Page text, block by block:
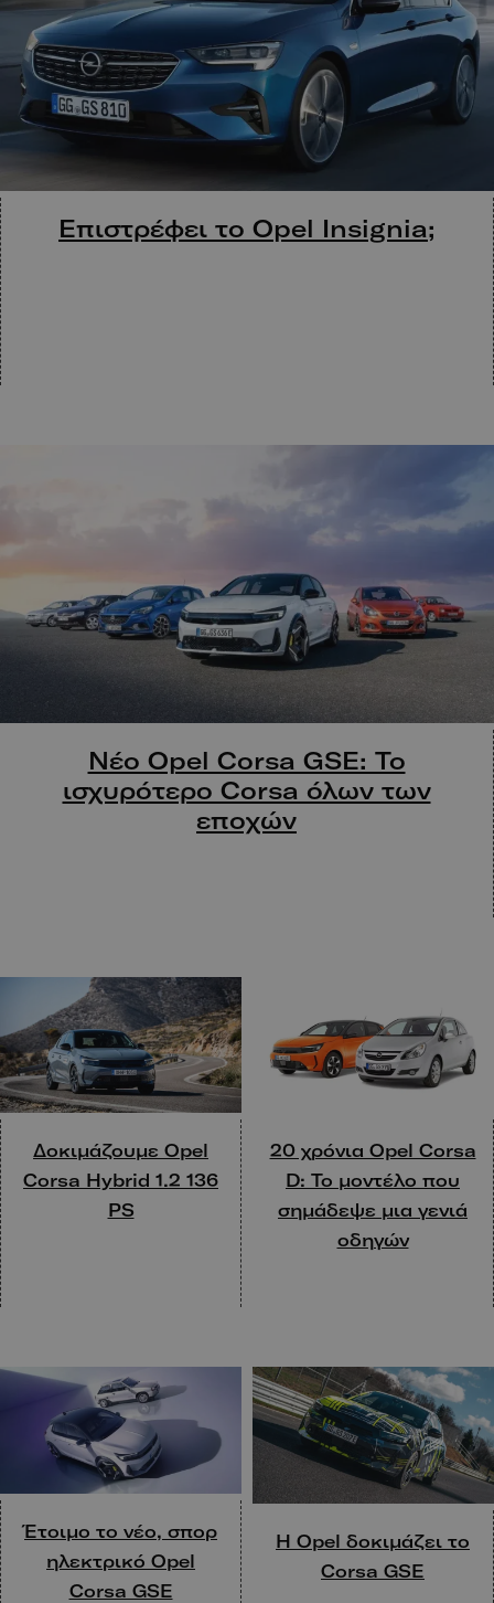
Επιστρέφει το Opel Insignia;
Νέο Opel Corsa GSE: Το
ισχυρότερο Corsa όλων των
εποχών
Δοκιμάζουμε Opel
Corsa Hybrid 1.2 136
PS
20 χρόνια Opel Corsa
D: Το μοντέλο που
σημάδεψε μια γενιά
οδηγών
Έτοιμο το νέο, σπορ
ηλεκτρικό Opel
Corsa GSE
H Opel δοκιμάζει το
Corsa GSE